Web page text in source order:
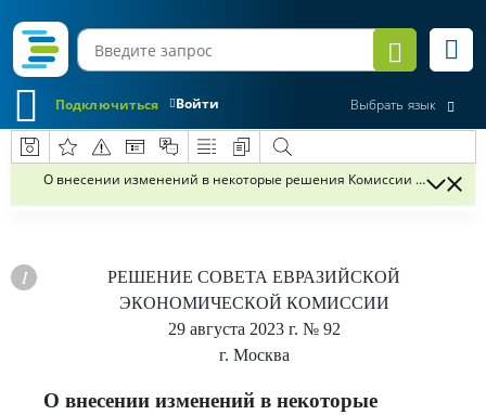
Войти
Подключиться Выбрать язык
О внесении изменений в некоторые решения Комиссии
РЕШЕНИЕ СОВЕТА ЕВРАЗИЙСКОЙ
ЭКОНОМИЧЕСКОЙ КОМИССИИ
29 августа 2023 г. № 92
г. Москва
О внесении изменений в некоторые